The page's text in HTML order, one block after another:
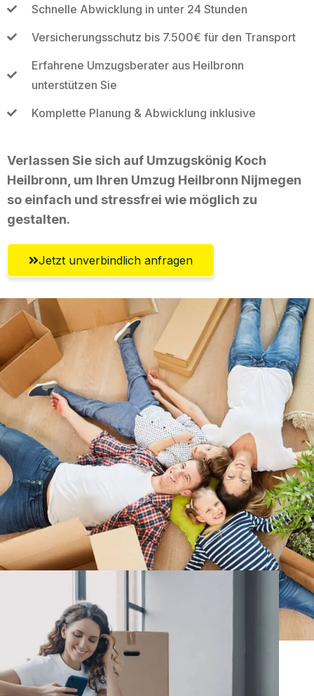
Schnelle Abwicklung in unter 24 Stunden
Versicherungsschutz bis 7.500€ für den Transport
Erfahrene Umzugsberater aus Heilbronn
unterstützen Sie
Komplette Planung & Abwicklung inklusive
Verlassen Sie sich auf Umzugskönig Koch
Heilbronn, um Ihren Umzug Heilbronn Nijmegen
so einfach und stressfrei wie möglich zu
gestalten.
Jetzt unverbindlich anfragen